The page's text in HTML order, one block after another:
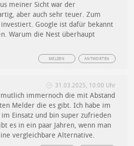
meiner Sicht war der
aber auch sehr teuer. Zum
Google ist dafür bekannt
Warum die Nest überhaupt
ANTWORTEN
MELDEN
31.03.2025, 10:00 Uhr
immernoch die mit Abstand
Melder die es gibt. Ich habe im
im Einsatz und bin super zufrieden
es in ein paar Jahren, wenn man
vergleichbare Alternative.